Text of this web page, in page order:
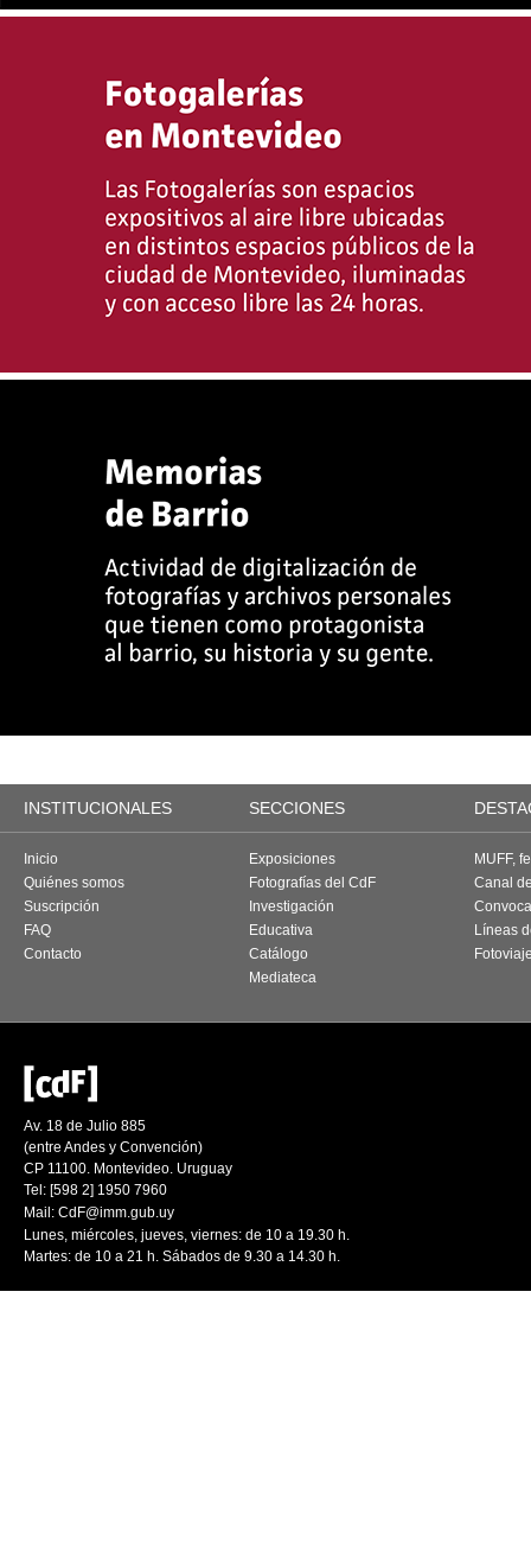
INSTITUCIONALES SECCIONES
Inicio
Quiénes somos
Suscripción
FAQ
Contacto
Exposiciones
Fotografías del CdF
Investigación
Educativa
Catálogo
Mediateca
MUFF,
Canal
Líneas
Av. 18 de Julio 885
(entre Andes y Convención)
CP 11100. Montevideo. Uruguay
Tel: [598 2] 1950 7960
Mail: CdF@imm.gub.uy
Lunes, miércoles, jueves, viernes: de 10 a 19.30 h.
Martes: de 10 a 21 h. Sábados de 9.30 a 14.30 h.